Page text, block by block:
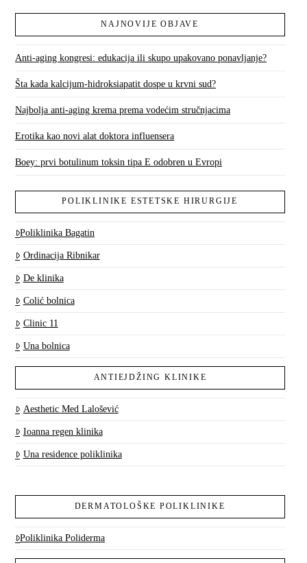
NAJNOVIJE OBJAVE
Anti-aging kongresi: edukacija ili skupo upakovano ponavljanje?
Šta kada kalcijum-hidroksiapatit dospe u krvni sud?
Najbolja anti-aging krema prema vodećim stručnjacima
Erotika kao novi alat doktora influensera
Boey: prvi botulinum toksin tipa E odobren u Evropi
POLIKLINIKE ESTETSKE HIRURGIJE
Poliklinika Bagatin
Ordinacija Ribnikar
De klinika
Colić bolnica
Clinic 11
Una bolnica
ANTIEJDŽING KLINIKE
Aesthetic Med Lalošević
Ioanna regen klinika
Una residence poliklinika
DERMATOLOŠKE POLIKLINIKE
Poliklinika Poliderma